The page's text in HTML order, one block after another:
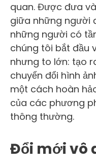
quan. Được đưa
giữa những người
những người có
chúng tôi bắt đầu
nhưng to lớn: tạo
chuyển đổi hình
một cách hoàn
của các phương
thông thường.
Đổi mới vô